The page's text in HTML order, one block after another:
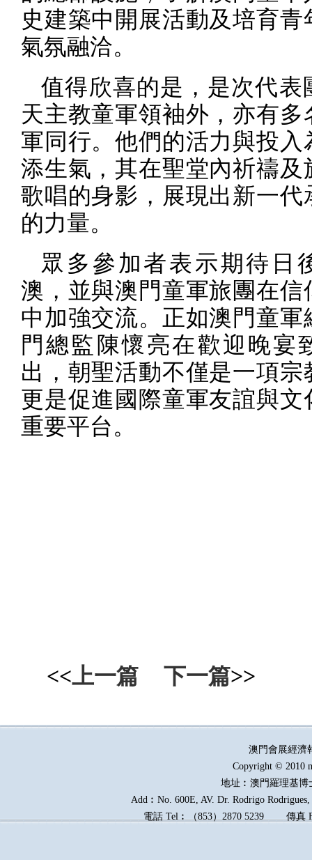
史建築中開展活動及培育青
氣氛融洽。
值得欣喜的是，是次代表
天主教童軍領袖外，亦有多
軍同行。他們的活力與投入
添生氣，其在聖堂內祈禱及
歌唱的身影，展現出新一代
的力量。
眾多參加者表示期待日
澳，並與澳門童軍旅團在信
中加強交流。正如澳門童軍
門總監陳懷亮在歡迎晚宴
出，朝聖活動不僅是一項宗
更是促進國際童軍友誼與文
重要平台。
<<上一篇 下一篇>>
澳門會展經
Copyright © 2010
地址︰澳門羅理基博
Add︰No. 600E, AV. Dr. Rodrigo
電話 Tel︰（853）2870 5239傳真